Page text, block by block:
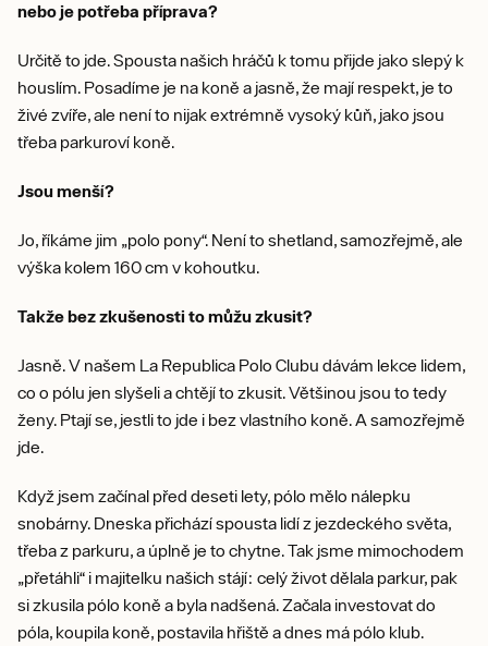
nebo je potřeba příprava?
Určitě to jde. Spousta našich hráčů k tomu přijde jako slepý k
houslím. Posadíme je na koně a jasně, že mají respekt, je to
živé zvíře, ale není to nijak extrémně vysoký kůň, jako jsou
třeba parkuroví koně.
Jsou menší?
Jo, říkáme jim „polo pony“. Není to shetland, samozřejmě, ale
výška kolem 160 cm v kohoutku.
Takže bez zkušenosti to můžu zkusit?
Jasně. V našem La Republica Polo Clubu dávám lekce lidem,
co o pólu jen slyšeli a chtějí to zkusit. Většinou jsou to tedy
ženy. Ptají se, jestli to jde i bez vlastního koně. A samozřejmě
jde.
Když jsem začínal před deseti lety, pólo mělo nálepku
snobárny. Dneska přichází spousta lidí z jezdeckého světa,
třeba z parkuru, a úplně je to chytne. Tak jsme mimochodem
„přetáhli“ i majitelku našich stájí: celý život dělala parkur, pak
si zkusila pólo koně a byla nadšená. Začala investovat do
póla, koupila koně, postavila hřiště a dnes má pólo klub.